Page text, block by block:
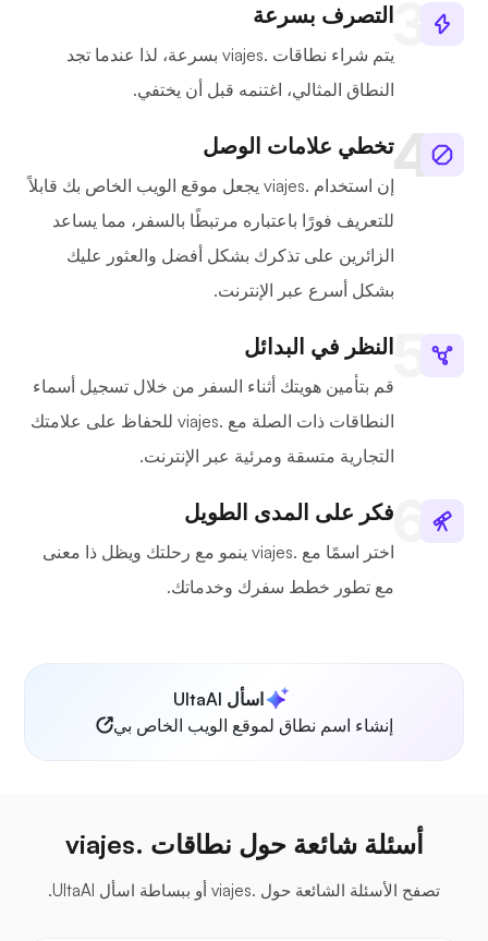
التصرف بسرعة
يتم شراء نطاقات .viajes بسرعة، لذا عندما تجد
النطاق المثالي، اغتنمه قبل أن يختفي.
تخطي علامات الوصل
إن استخدام .viajes يجعل موقع الويب الخاص بك قابلاً
للتعريف فورًا باعتباره مرتبطًا بالسفر، مما يساعد
الزائرين على تذكرك بشكل أفضل والعثور عليك
بشكل أسرع عبر الإنترنت.
النظر في البدائل
قم بتأمين هويتك أثناء السفر من خلال تسجيل أسماء
النطاقات ذات الصلة مع .viajes للحفاظ على علامتك
التجارية متسقة ومرئية عبر الإنترنت.
فكر على المدى الطويل
اختر اسمًا مع .viajes ينمو مع رحلتك ويظل ذا معنى
مع تطور خطط سفرك وخدماتك.
اسأل UltaAI
إنشاء اسم نطاق لموقع الويب الخاص بي
أسئلة شائعة حول نطاقات .viajes
تصفح الأسئلة الشائعة حول .viajes أو ببساطة اسأل UltaAI.